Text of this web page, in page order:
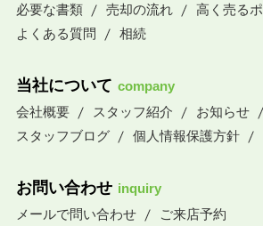
必要な書類
売却の流れ
高く売る
よくある質問
相続
当社について company
会社概要
スタッフ紹介 お知らせ
スタッフブログ
個人情報保護方針
お問い合わせ inquiry
メールで問い合わせ
ご来店予約